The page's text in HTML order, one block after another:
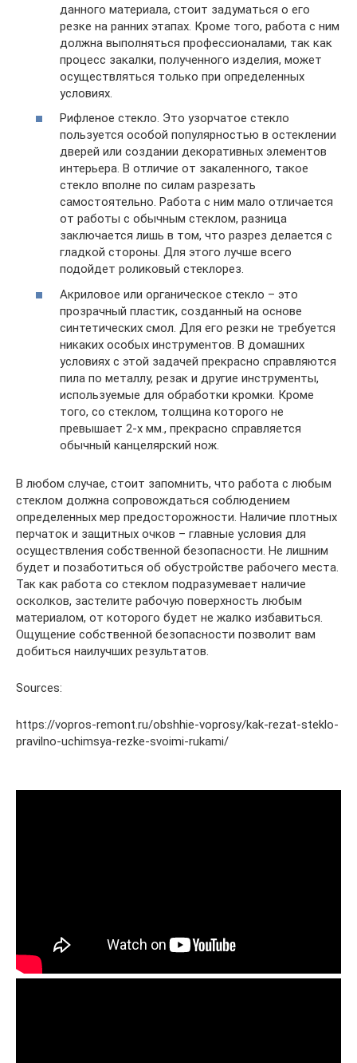
данного материала, стоит задуматься о его
резке на ранних этапах. Кроме того, работа с ним
должна выполняться профессионалами, так как
процесс закалки, полученного изделия, может
осуществляться только при определенных
условиях.
Рифленое стекло. Это узорчатое стекло
пользуется особой популярностью в остеклении
дверей или создании декоративных элементов
интерьера. В отличие от закаленного, такое
стекло вполне по силам разрезать
самостоятельно. Работа с ним мало отличается
от работы с обычным стеклом, разница
заключается лишь в том, что разрез делается с
гладкой стороны. Для этого лучше всего
подойдет роликовый стеклорез.
Акриловое или органическое стекло – это
прозрачный пластик, созданный на основе
синтетических смол. Для его резки не требуется
никаких особых инструментов. В домашних
условиях с этой задачей прекрасно справляются
пила по металлу, резак и другие инструменты,
используемые для обработки кромки. Кроме
того, со стеклом, толщина которого не
превышает 2-х мм., прекрасно справляется
обычный канцелярский нож.
В любом случае, стоит запомнить, что работа с любым
стеклом должна сопровождаться соблюдением
определенных мер предосторожности. Наличие плотных
перчаток и защитных очков – главные условия для
осуществления собственной безопасности. Не лишним
будет и позаботиться об обустройстве рабочего места.
Так как работа со стеклом подразумевает наличие
осколков, застелите рабочую поверхность любым
материалом, от которого будет не жалко избавиться.
Ощущение собственной безопасности позволит вам
добиться наилучших результатов.
Sources:
https://vopros-remont.ru/obshhie-voprosy/kak-rezat-steklo-
pravilno-uchimsya-rezke-svoimi-rukami/